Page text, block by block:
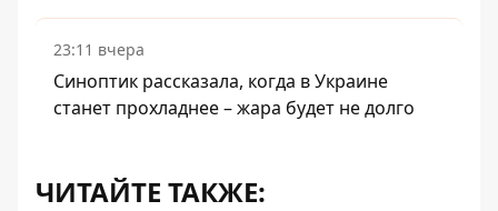
23:11 вчера
Синоптик рассказала, когда в Украине
станет прохладнее – жара будет не долго
ЧИТАЙТЕ ТАКЖЕ: